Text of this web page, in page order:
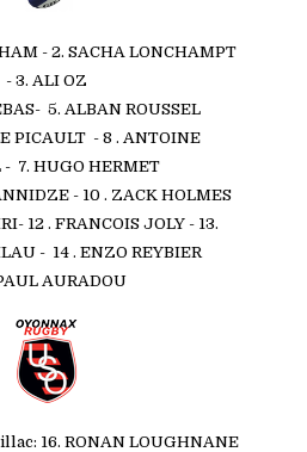
- 2. SACHA LONCHAMPT
- 3. ALI OZ
5. ALBAN ROUSSEL
PICAULT - 8 . ANTOINE
- 7. HUGO HERMET
- 10 . ZACK HOLMES
12 . FRANCOIS JOLY - 13.
- 14 . ENZO REYBIER
AURADOU
16. RONAN LOUGHNANE